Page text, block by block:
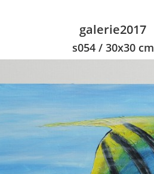
galerie2017
s054 / 30x30 cm